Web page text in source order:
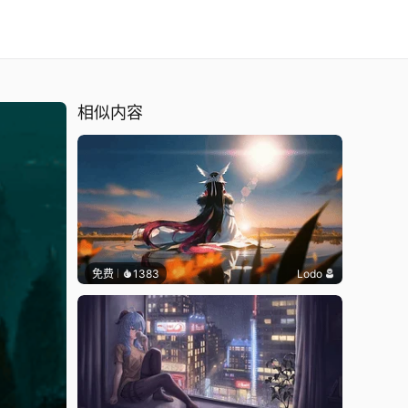
相似内容
免费 1383 Lodo